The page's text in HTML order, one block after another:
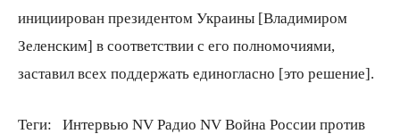
инициирован президентом Украины [Владимиром
Зеленским] в соответствии с его полномочиями,
заставил всех поддержать единогласно [это решение].
Теги: Интервью NV Радио NV Война России против